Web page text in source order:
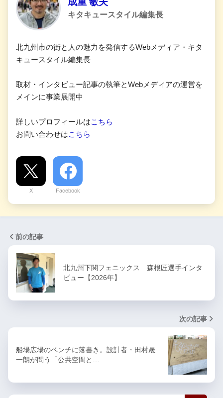
キタキュースタイル編集長
北九州市の街と人の魅力を発信するWebメディア・キタ
キュースタイル編集長
取材・インタビュー記事の執筆とWebメディアの運営を
メインに事業展開中
詳しいプロフィールはこちら
お問い合わせはこちら
X Facebook
前の記事
北九州下関フェニックス 森根匠選手インタ
ビュー【2026年】
次の記事
船場広場のベンチに落書き。設計者・田村晟
一朗が問う「公共空間と…